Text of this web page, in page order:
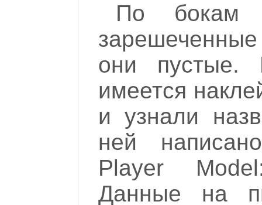
По бокам
они пустые.
имеется
и узнали
ней
Player
Данные на